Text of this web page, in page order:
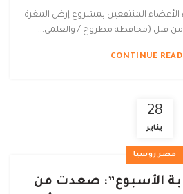
الأعضاء المنتفعين بمشروع إرض المغرة
من قبل (محافظة مطروح / والعلمي...
CONTINUE
28
يناير
مصر روسيا
الأسبوع”: صعدت من